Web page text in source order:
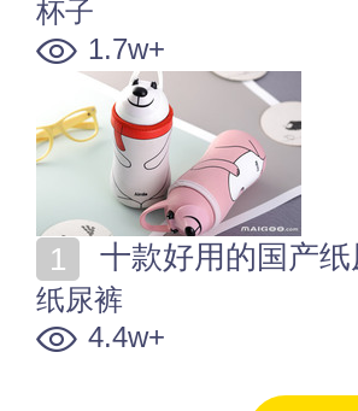
杯子
1.7w+
十款好用的国产
纸尿裤
4.4w+